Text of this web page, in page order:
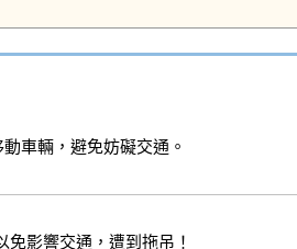
車輛，避免妨礙交通。